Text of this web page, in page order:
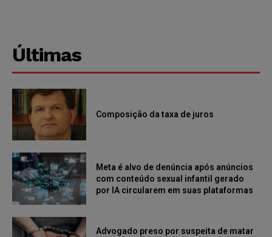
Últimas
Composição da taxa de juros
Meta é alvo de denúncia após anúncios
com conteúdo sexual infantil gerado
por IA circularem em suas plataformas
Advogado preso por suspeita de matar